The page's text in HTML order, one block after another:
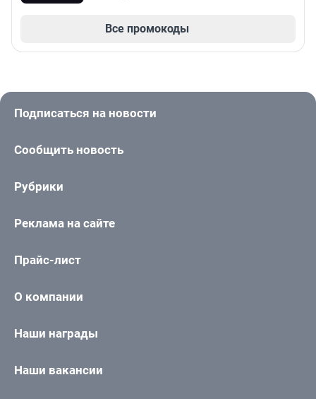
Все промокоды
Подписаться на новости
Сообщить новость
Рубрики
Реклама на сайте
Прайс-лист
О компании
Наши награды
Наши вакансии